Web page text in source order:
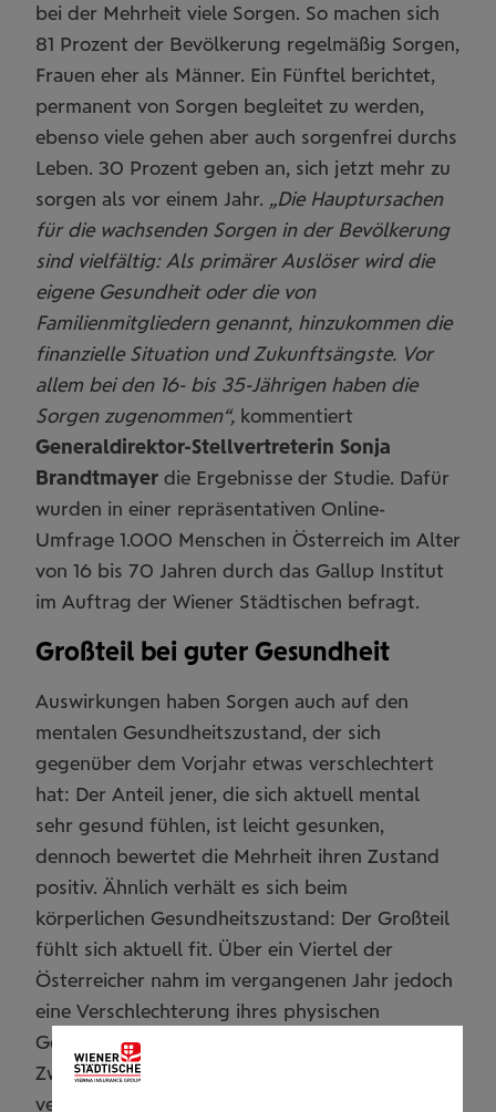
bei der Mehrheit viele Sorgen. So machen sich
81 Prozent der Bevölkerung regelmäßig Sorgen,
Frauen eher als Männer. Ein Fünftel berichtet,
permanent von Sorgen begleitet zu werden,
ebenso viele gehen aber auch sorgenfrei durchs
Leben. 30 Prozent geben an, sich jetzt mehr zu
sorgen als vor einem Jahr. „Die Hauptursachen
für die wachsenden Sorgen in der Bevölkerung
sind vielfältig: Als primärer Auslöser wird die
eigene Gesundheit oder die von
Familienmitgliedern genannt, hinzukommen die
finanzielle Situation und Zukunftsängste. Vor
allem bei den 16- bis 35-Jährigen haben die
Sorgen zugenommen“, kommentiert
Generaldirektor-Stellvertreterin Sonja
Brandtmayer die Ergebnisse der Studie. Dafür
wurden in einer repräsentativen Online-
Umfrage 1.000 Menschen in Österreich im Alter
von 16 bis 70 Jahren durch das Gallup Institut
im Auftrag der Wiener Städtischen befragt.
Großteil bei guter Gesundheit
Auswirkungen haben Sorgen auch auf den
mentalen Gesundheitszustand, der sich
gegenüber dem Vorjahr etwas verschlechtert
hat: Der Anteil jener, die sich aktuell mental
sehr gesund fühlen, ist leicht gesunken,
dennoch bewertet die Mehrheit ihren Zustand
positiv. Ähnlich verhält es sich beim
körperlichen Gesundheitszustand: Der Großteil
fühlt sich aktuell fit. Über ein Viertel der
Österreicher nahm im vergangenen Jahr jedoch
eine Verschlechterung ihres physischen
Gesundheitszustandes wahr. Knapp jeder
Zweite nimmt außerdem regelmäßig
verschreibungspflichtige Medikamente ein. Bei